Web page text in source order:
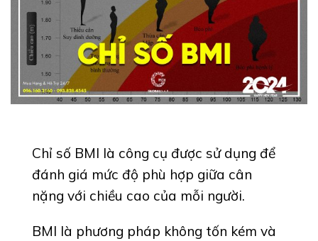
Chỉ số BMI là công cụ được sử dụng để
đánh giá mức độ phù hợp giữa cân
nặng với chiều cao của mỗi người.
BMI là phương pháp không tốn kém và